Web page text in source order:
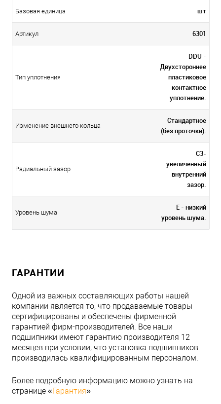
Базовая единица шт
Артикул 6301
Тип уплотнения
DDU -
Двухстороннее
пластиковое
контактное
уплотнение.
Изменение внешнего кольца
Стандартное
(без проточки).
Радиальный зазор
C3-
увеличенный
внутренний
зазор.
Уровень шума
E - низкий
уровень шума.
ГАРАНТИИ
Одной из важных составляющих работы нашей
компании является то, что продаваемые товары
сертифицированы и обеспечены фирменной
гарантией фирм-производителей. Все наши
подшипники имеют гарантию производителя 12
месяцев при условии, что установка подшипников
производилась квалифицированным персоналом.
Более подробную информацию можно узнать на
странице «Гарантия»